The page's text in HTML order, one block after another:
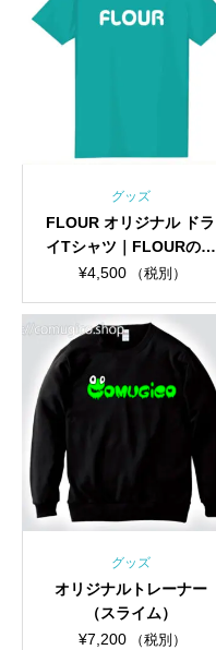
グッズ
FLOUR オリジナル ドラ
イTシャツ｜FLOURのア
ンバサダーTシャツで
¥4,500 （税別）
グッズ
オリジナルトレーナー
（スライム）
¥7,200 （税別）